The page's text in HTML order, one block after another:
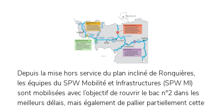
Depuis la mise hors service du plan incliné de Ronquières,
les équipes du SPW Mobilité et Infrastructures (SPW MI)
sont mobilisées avec l’objectif de rouvrir le bac n°2 dans les
meilleurs délais, mais également de pallier partiellement cette